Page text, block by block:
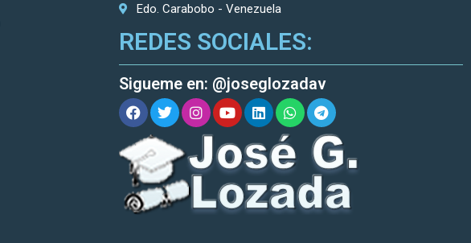
Edo. Carabobo - Venezuela
REDES SOCIALES:
Sigueme en: @joseglozadav